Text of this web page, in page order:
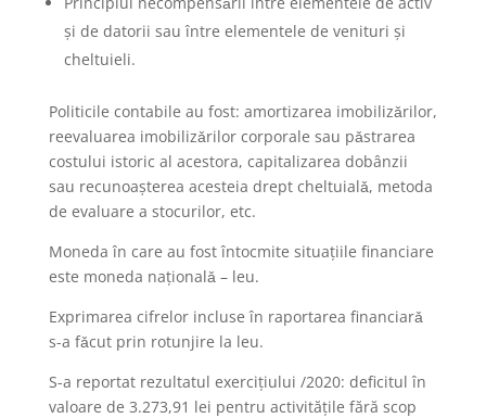
şi de datorii sau între elementele de venituri şi
cheltuieli.
Politicile contabile au fost: amortizarea imobilizǎrilor,
reevaluarea imobilizǎrilor corporale sau pǎstrarea
costului istoric al acestora, capitalizarea dobânzii
sau recunoaşterea acesteia drept cheltuialǎ, metoda
de evaluare a stocurilor, etc.
Moneda în care au fost întocmite situaţiile financiare
este moneda naţionalǎ – leu.
Exprimarea cifrelor incluse în raportarea financiarǎ
s-a fǎcut prin rotunjire la leu.
S-a reportat rezultatul exerciţiului /2020: deficitul în
valoare de 3.273,91 lei pentru activităţile fără scop